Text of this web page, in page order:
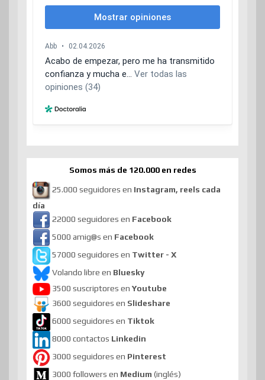
Somos más de 120.000 en redes
25.000 seguidores en Instagram, reels cada
día
22000 seguidores en Facebook
5000 amig@s en Facebook
57000 seguidores en Twitter - X
Volando libre en Bluesky
3500 suscriptores en Youtube
3600 seguidores en Slideshare
6000 seguidores en Tiktok
8000 contactos Linkedin
3000 seguidores en Pinterest
3000 followers en Medium (inglés)